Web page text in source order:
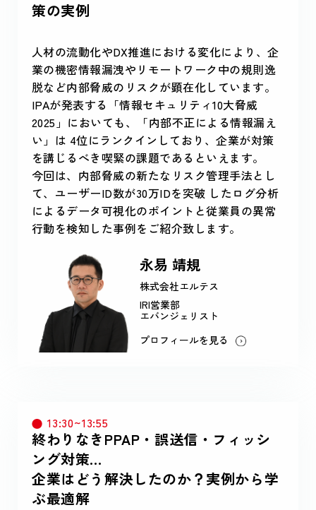
策の実例
人材の流動化やDX推進における変化により、企
業の機密情報漏洩やリモートワーク中の規則逸
脱など内部脅威のリスクが顕在化しています。
IPAが発表する「情報セキュリティ10大脅威
2025」においても、「内部不正による情報漏え
い」は 4位にランクインしており、企業が対策
を講じるべき喫緊の課題であるといえます。
今回は、内部脅威の新たなリスク管理手法とし
て、ユーザーID数が30万IDを突破 したログ分析
によるデータ可視化のポイントと従業員の異常
行動を検知した事例をご紹介致します。
永易 靖規
株式会社エルテス
IRI営業部
エバンジェリスト
プロフィールを見る
13:30~13:55
終わりなきPPAP・誤送信・フィッシ
ング対策…
企業はどう解決したのか？実例から学
ぶ最適解